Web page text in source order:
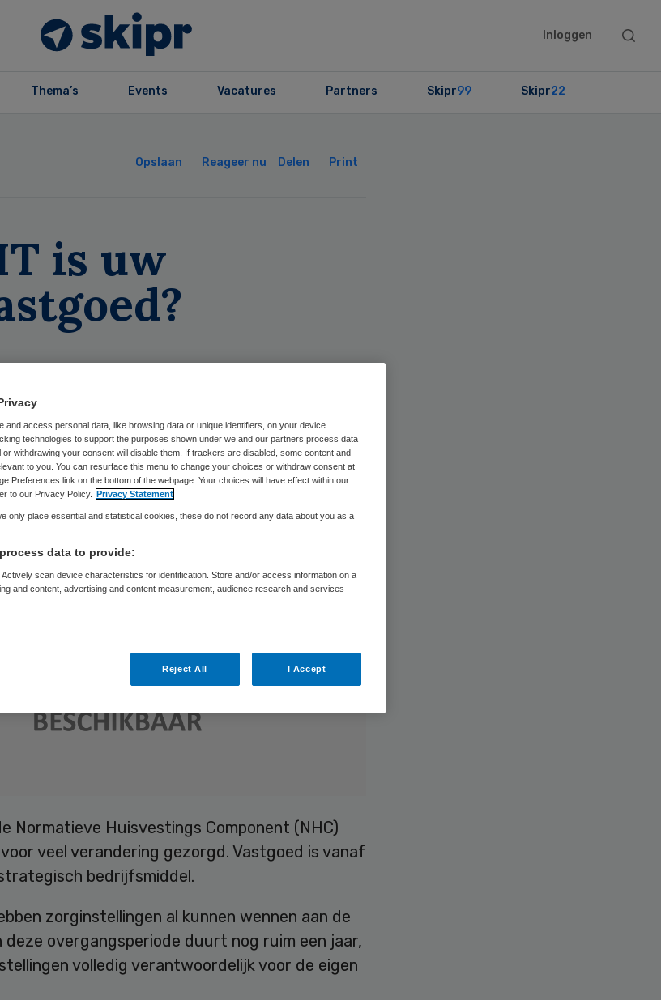
Inloggen
Search
Thema’s Events Vacatures Partners Skipr99 Skipr22
Opslaan Reageer nu Delen Print
is uw
Normatieve Huisvestings Component (NHC)
veel verandering gezorgd. Vastgoed is vanaf
bedrijfsmiddel.
zorginstellingen al kunnen wennen aan de
overgangsperiode duurt nog ruim een jaar,
volledig verantwoordelijk voor de eigen
and access personal data, like browsing data or unique identifiers, on your device.
technologies to support the purposes shown under we and our partners process data
or withdrawing your consent will disable them. If trackers are disabled, some content and
to you. You can resurface this menu to change your choices or withdraw consent at
Preferences link on the bottom of the webpage. Your choices will have effect within our
to our Privacy Policy. Privacy Statement
only place essential and statistical cookies, these do not record any data about you as a
data to provide:
scan device characteristics for identification. Store and/or access information on a
and content, advertising and content measurement, audience research and services
Reject All I Accept